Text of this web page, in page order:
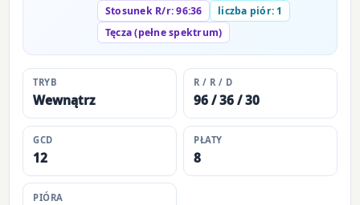
Stosunek R/r: 96:36
liczba piór: 1
Tęcza (pełne spektrum)
TRYB
Wewnątrz
R / R / D
96 / 36 / 30
GCD
12
PŁATY
8
PIÓRA